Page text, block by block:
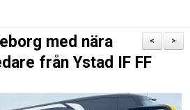
>
<
med nära
från Ystad IF FF